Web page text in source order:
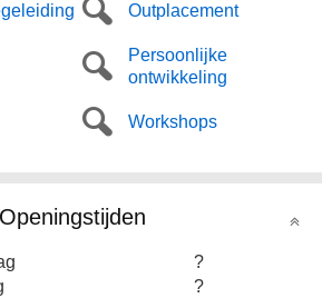
Outplacement
Persoonlijke
ontwikkeling
Workshops
Openingstijden
?
?